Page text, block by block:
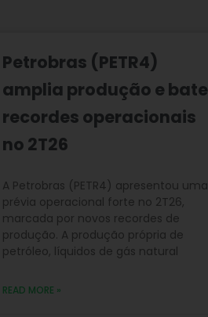
Petrobras (PETR4)
amplia produção e bate
recordes operacionais
no 2T26
A Petrobras (PETR4) apresentou uma
prévia operacional forte no 2T26,
marcada por novos recordes de
produção. A produção própria de
petróleo, líquidos de gás natural
READ MORE »